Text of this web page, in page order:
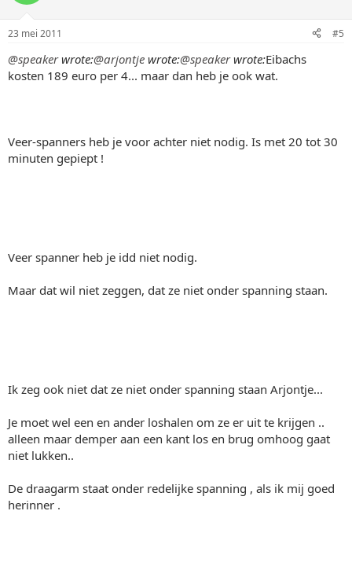
23 mei 2011 #5
@speakerwrote:@arjontje wrote:@speakerwrote:Eibachs
kosten 189 euro per 4... maar dan heb je ook wat.
Veer-spanners heb je voor achter niet nodig. Is met 20 tot 30
minuten gepiept !
Veer spanner heb je idd niet nodig.
Maar dat wil niet zeggen, dat ze niet onder spanning staan.
Ik zeg ook niet dat ze niet onder spanning staan Arjontje...
Je moet wel een en ander loshalen om ze er uit te krijgen ..
alleen maar demper aan een kant los en brug omhoog gaat
niet lukken..
De draagarm staat onder redelijke spanning , als ik mij goed
herinner .